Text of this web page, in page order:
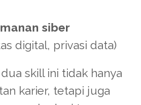
siber
digital, privasi data)
skill ini tidak hanya
karier, tetapi juga